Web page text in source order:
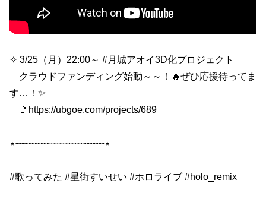
✧ 3/25（月）22:00～ #月城アオイ3D化プロジェクト
クラウドファンディング始動～～！🔥ぜひ応援待ってま
す…！✨
🚩https://ubgoe.com/projects/689
⋆┈┈┈┈┈┈┈┈┈┈┈┈┈┈┈⋆
#歌ってみた #星街すいせい #ホロライブ #holo_remix